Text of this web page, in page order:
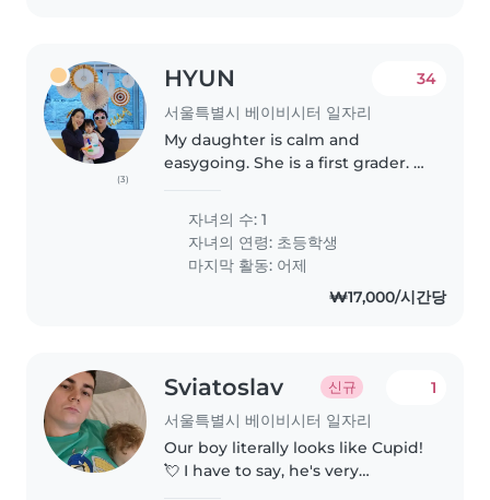
(3)
HYUN
서울특별시 베이비시터 일자리
34
My daughter is calm and
easygoing. She is a first grader. If
would be perfect! She is fluent in
both Korean and English...
자녀의 수: 1
자녀의 연령: 초등학생
마지막 활동: 어제
₩17,000/시간당
Sviatoslav 신규
서울특별시 베이비시터 일자리
1
Our boy literally looks like Cupid!
💘 I have to say, he's very